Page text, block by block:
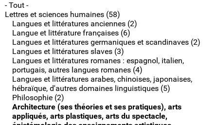
- Tout -
Lettres et sciences humaines (58)
Langues et littératures anciennes (2)
Langue et littérature françaises (6)
Langues et littératures germaniques et scandinaves (2)
Langues et littératures slaves (3)
Langues et littératures romanes : espagnol, italien,
portugais, autres langues romanes (4)
Langues et littératures arabes, chinoises, japonaises,
hébraïque, d'autres domaines linguistiques (5)
Philosophie (2)
Architecture (ses théories et ses pratiques), arts
appliqués, arts plastiques, arts du spectacle,